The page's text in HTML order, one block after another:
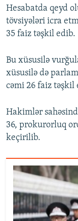
Hesabatda qeyd
tövsiyələri icra
35 faiz təşkil edib.
Bu xüsusilə
xüsusilə də
cəmi 26 faiz təşkil
Hakimlər
36, prokurorluq
keçirilib.